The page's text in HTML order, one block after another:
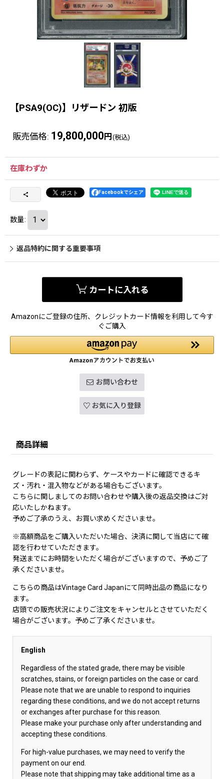
【PSA9(OC)】リザードン 初版
販売価格: 19,800,000 円 (税込)
在庫わずか
Facebookでシェア
数量:
返品特約に関する重要事項
カートに入れる
Amazonにご登録の住所、クレジットカード情報を利用して今す
ぐご購入
お問い合わせ
お気に入り登録
商品詳細
グレードの表記に関わらず、ケースやカードに確認できるキ
ズ・汚れ・混入物などがある場合もございます。
こちらに関しましてのお問い合わせや購入後の返品交換はご対
応いたしかねます。
予めご了承のうえ、お買い求めくださいませ。
※高額商品をご購入いただいた場合、決済に関して当店にて確
認を行わせていただきます。
発送までにお時間をいただく場合がございますので、予めご了
承くださいませ。
こちらの商品はVintage Card Japanにて同時出品の商品になり
ます。
店頭での販売状況によりご注文をキャンセルとさせていただく
場合がございます。予めご了承くださいませ。
English
Regardless of the stated grade, there may be visible
scratches, stains, or foreign particles on the case or card.
Please note that we are unable to respond to inquiries
regarding these conditions, and we do not accept returns
or exchanges after purchase for this reason.
Please make your purchase only after understanding and
accepting these conditions.
For high-value purchases, we may need to verify the
payment on our end.
Please note that shipping may take additional time as a